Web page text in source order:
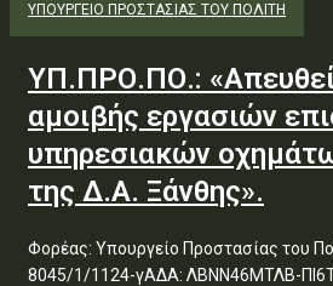
ΥΠΟΥΡΓΕΊΟ ΠΡΟΣΤΑΣΊΑΣ ΤΟΥ ΠΟΛΊΤΗ
ΥΠ.ΠΡΟ.ΠΟ.:
αμοιβής εργασιών
υπηρεσιακών
της Δ.Α. Ξάνθης».
Φορέας: Υπουργείο Προστασίας του
8045/1/1124-γΑΔΑ: ΛΒΝΝ46ΜΤΛΒ-